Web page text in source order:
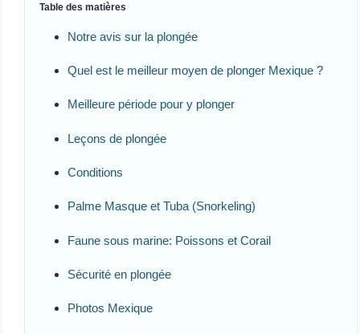
Table des matières
Notre avis sur la plongée
Quel est le meilleur moyen de plonger Mexique ?
Meilleure période pour y plonger
Leçons de plongée
Conditions
Palme Masque et Tuba (Snorkeling)
Faune sous marine: Poissons et Corail
Sécurité en plongée
Photos Mexique